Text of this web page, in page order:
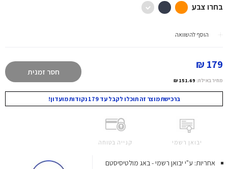
בחרו צבע
הוסף להשוואה
179 ₪
מחיר באילת: 151.69 ₪
חסר זמנית
ברכישת מוצר זה תוכלו לקבל עד 179 נקודות מועדון!
יבואן רשמי קנייה בטוחה
אחריות: ע"י יבואן רשמי - באג מולטיסיסטם